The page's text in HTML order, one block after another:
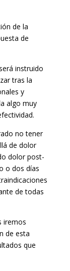
de la
de
instruido
tras la
y
algo muy
no tener
de dolor
dolor post-
o dos días
de todas
iremos
de esta
que